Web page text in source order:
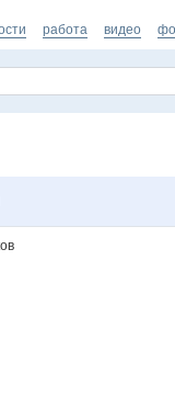
работа видео